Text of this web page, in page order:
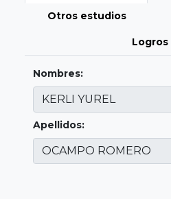
Otros estudios
Logros
Nombres:
Apellidos: